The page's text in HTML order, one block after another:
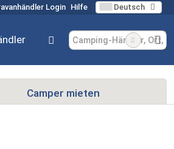
Login Hilfe Deutsch
Camper mieten